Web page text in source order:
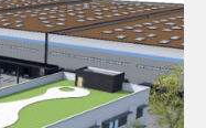
Thermique